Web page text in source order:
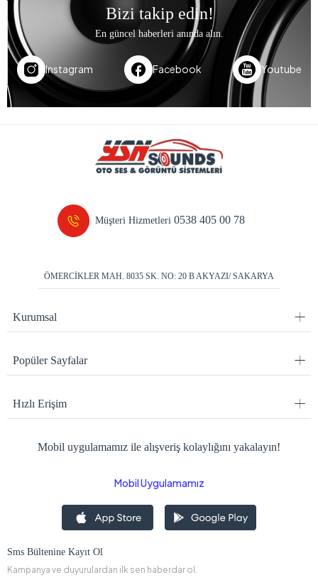
Bizi takip edin!
En güncel haberleri anında alın.
Instagram Facebook Youtube
Müşteri Hizmetleri0538 405 00 78
ÖMERCİKLER MAH. 8035 SK. NO: 20 B AKYAZI/ SAKARYA
Kurumsal
Popüler Sayfalar
Hızlı Erişim
Mobil uygulamamız ile alışveriş kolaylığını yakalayın!
Mobil Uygulamamız
Sms Bültenine Kayıt Ol
Kampanya ve duyurulardan ilk sen haberdar ol.